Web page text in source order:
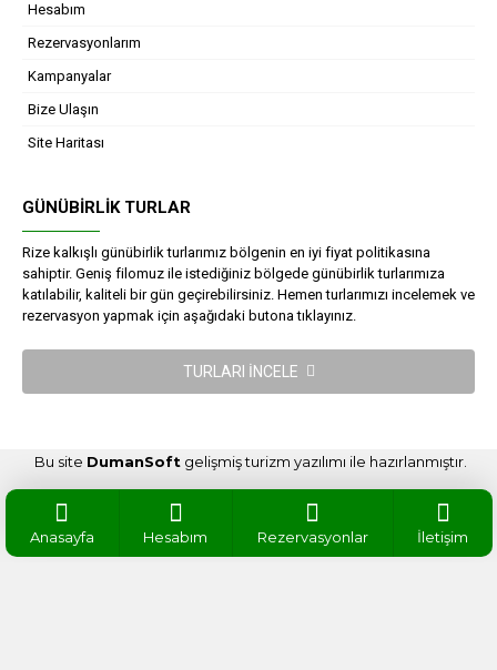
Hesabım
Rezervasyonlarım
Kampanyalar
Bize Ulaşın
Site Haritası
GÜNÜBIRLIK TURLAR
Rize kalkışlı günübirlik turlarımız bölgenin en iyi fiyat politikasına
sahiptir. Geniş filomuz ile istediğiniz bölgede günübirlik turlarımıza
katılabilir, kaliteli bir gün geçirebilirsiniz. Hemen turlarımızı incelemek ve
rezervasyon yapmak için aşağıdaki butona tıklayınız.
TURLARI İNCELE
Bu site DumanSoft gelişmiş turizm yazılımı ile hazırlanmıştır.
Anasayfa Hesabım Rezervasyonlar İletişim